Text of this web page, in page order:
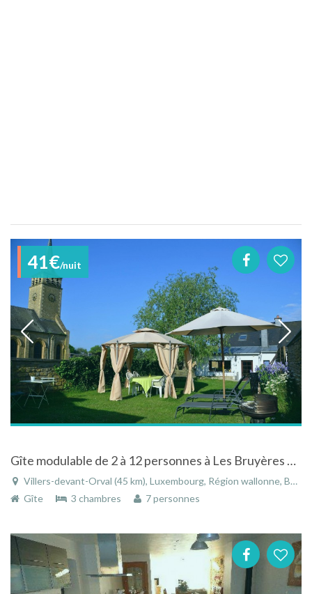
41€/nuit
Gîte modulable de 2 à 12 personnes à Les Bruyères en Belgique
Villers-devant-Orval (45 km), Luxembourg, Région wallonne, Belgique
Gîte
3 chambres 7 personnes